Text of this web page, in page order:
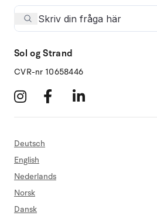
Sol og Strand
CVR-nr 10658446
Deutsch
English
Nederlands
Norsk
Dansk